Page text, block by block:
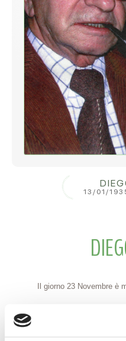
13/01/
Il giorno 23 Novembre è